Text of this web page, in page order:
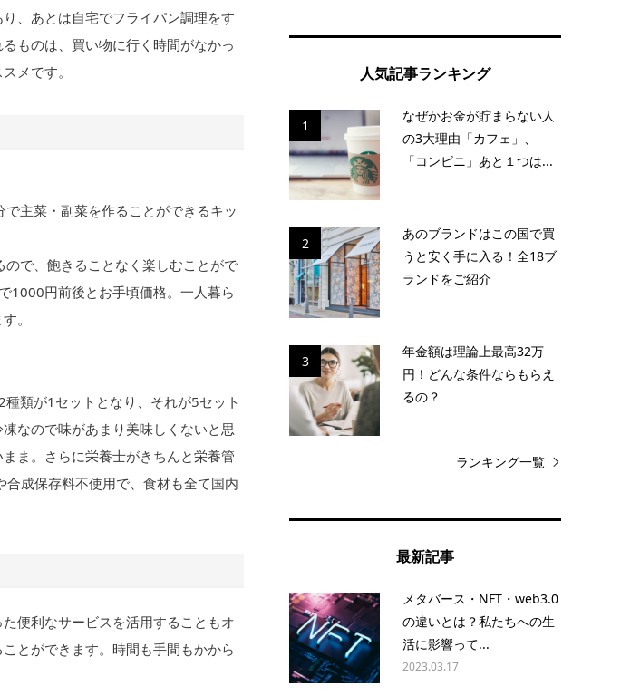
、あとは自宅でフライパン調理をす
ものは、買い物に行く時間がなかっ
メです。
主菜・副菜を作ることができるキッ
で、飽きることなく楽しむことがで
1000円前後とお手頃価格。一人暮ら
。
類が1セットとなり、それが5セット
なので味があまり美味しくないと思
ま。さらに栄養士がきちんと栄養管
成保存料不使用で、食材も全て国内
便利なサービスを活用することもオ
とができます。時間も手間もかから
人気記事ランキング
1
なぜかお金が貯まらない人
の3大理由「カフェ」、
「コンビニ」あと１つは...
2
あのブランドはこの国で買
うと安く手に入る！全18ブ
ランドをご紹介
3
年金額は理論上最高32万
円！どんな条件ならもらえ
るの？
ランキング一覧
最新記事
メタバース・NFT・web3.0
の違いとは？私たちへの生
活に影響って...
2023.03.17